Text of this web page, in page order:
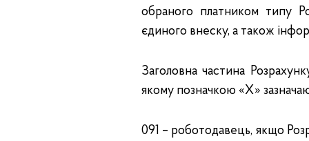
обраного платником типу
єдиного внеску, а також
Заголовна частина
якому позначкою «Х»
091 – роботодавець, якщо